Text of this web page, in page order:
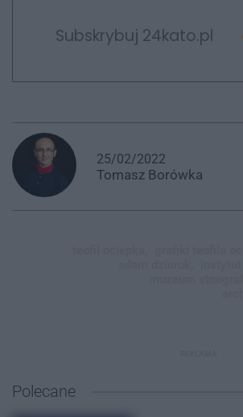
Subskrybuj 24kato.pl
25/02/2022
Tomasz Borówka
Polecane